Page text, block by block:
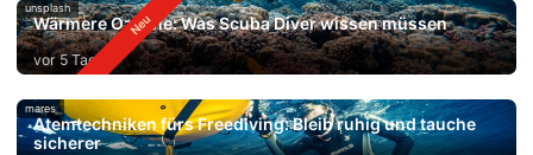
unsplash
Wärmere Ozeane: Was Scuba Diver wissen müssen
vor 5 Tagen
mares
Atemtechniken fürs Freediving: Bleib ruhig und tauche
sicherer